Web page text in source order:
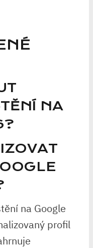
NA
na Google
profil